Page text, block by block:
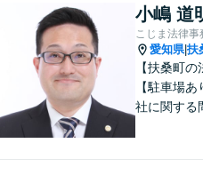
弁護士とい
良きパート
ます。【会
小嶋 道
こじま法律事
愛知県|扶
【扶桑町
【駐車場
社に関する